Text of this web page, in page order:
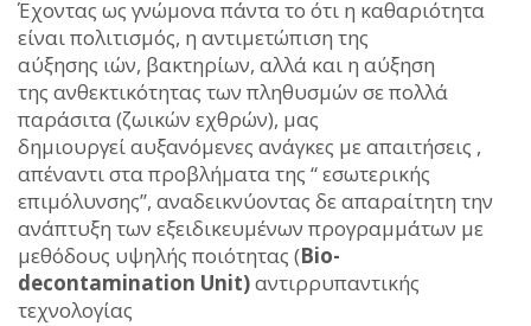
Έχοντας ως γνώμονα πάντα το ότι η καθαριότητα
είναι πολιτισμός, η αντιμετώπιση της
αύξησης ιών, βακτηρίων, αλλά και η αύξηση
της ανθεκτικότητας των πληθυσμών σε πολλά
παράσιτα (ζωικών εχθρών), μας
δημιουργεί αυξανόμενες ανάγκες με απαιτήσεις ,
απέναντι στα προβλήματα της “ εσωτερικής
επιμόλυνσης’’, αναδεικνύοντας δε απαραίτητη την
ανάπτυξη των εξειδικευμένων προγραμμάτων με
μεθόδους υψηλής ποιότητας (Bio-
decontamination Unit)αντιρρυπαντικής
τεχνολογίας